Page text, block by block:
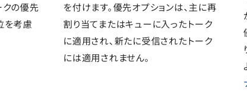
クの優先
を考慮
を付けます。優先オプションは、主に再
割り当てまたはキューに入ったトーク
に適用され、新たに受信されたトーク
には適用されません。